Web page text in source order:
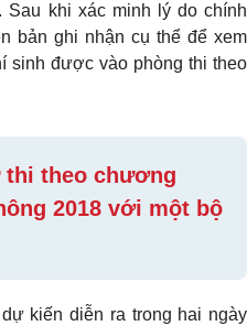
khi xác minh lý do chính
bản ghi nhận cụ thể để xem
sinh được vào phòng thi theo
theo chương
2018 với một bộ
kiến diễn ra trong hai ngày